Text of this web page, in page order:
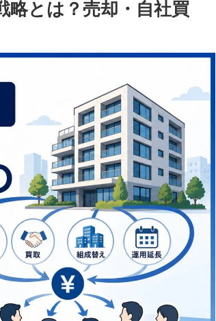
とは？売却・自社買